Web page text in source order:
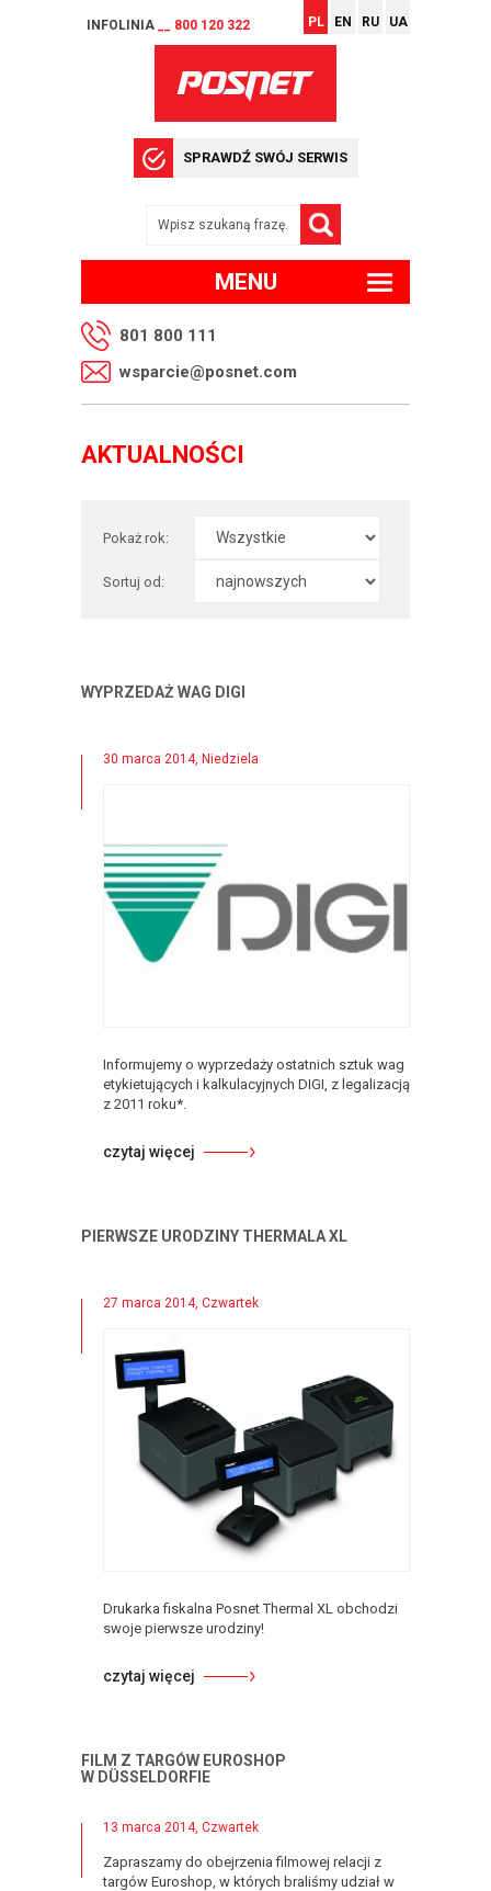
INFOLINIA __ 800 120 322 PL EN RU UA
SPRAWDŹ SWÓJ SERWIS
MENU
801 800 111
wsparcie@posnet.com
AKTUALNOŚCI
Pokaż rok:
Sortuj od:
WYPRZEDAŻ WAG DIGI
30 marca 2014, Niedziela
Informujemy o wyprzedaży ostatnich sztuk wag
etykietujących i kalkulacyjnych DIGI, z legalizacją
z 2011 roku*.
czytaj więcej
PIERWSZE URODZINY THERMALA XL
27 marca 2014, Czwartek
Drukarka fiskalna Posnet Thermal XL obchodzi
swoje pierwsze urodziny!
czytaj więcej
FILM Z TARGÓW EUROSHOP
W DÜSSELDORFIE
13 marca 2014, Czwartek
Zapraszamy do obejrzenia filmowej relacji z
targów Euroshop, w których braliśmy udział w